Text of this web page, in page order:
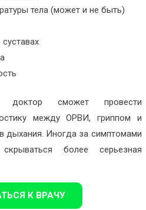
тела (может и не быть)
сможет провести
между ОРВИ, гриппом и
дыхания. Иногда за симптомами
более серьезная
К ВРАЧУ